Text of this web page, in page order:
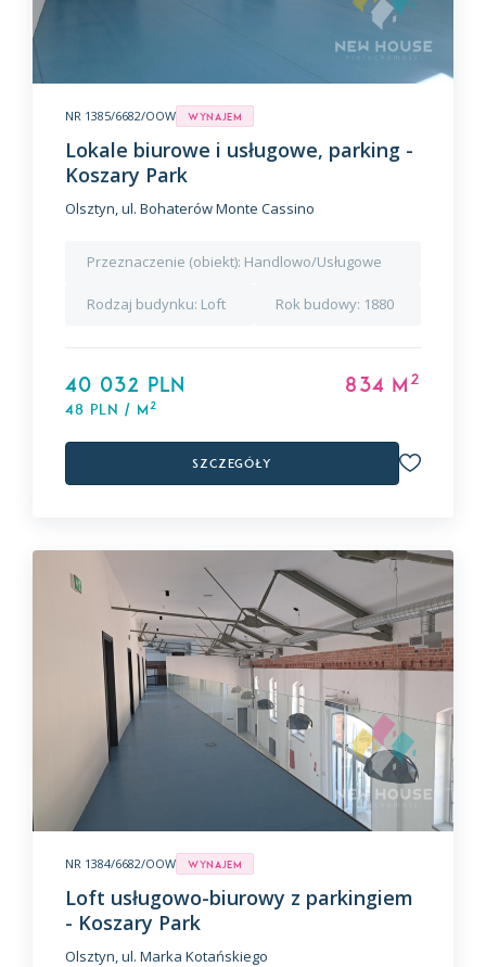
NR 1385/6682/OOW Wynajem
Lokale biurowe i usługowe, parking -
Koszary Park
Olsztyn, ul. Bohaterów Monte Cassino
Przeznaczenie (obiekt): Handlowo/Usługowe
Rodzaj budynku: Loft Rok budowy: 1880
40 032 PLN
48 PLN / m2
834 m 2
Szczegóły
NR 1384/6682/OOW Wynajem
Loft usługowo-biurowy z parkingiem
- Koszary Park
Olsztyn, ul. Marka Kotańskiego